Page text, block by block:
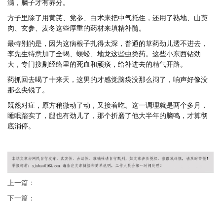
满，脑子才有养分。
方子里除了用黄芪、党参、白术来把中气托住，还用了熟地、山萸
肉、玄参、麦冬这些厚重的药材来填精补髓。
最特别的是，因为这病根子扎得太深，普通的草药劲儿透不进去，
李先生特意加了全蝎、蜈蚣、地龙这些虫类药。这些小东西钻劲
大，专门搜剔经络里的死血和顽痰，给补进去的精气开路。
药抓回去喝了十来天，这男的才感觉脑袋没那么闷了，响声好像没
那么尖锐了。
既然对症，原方稍微动了动，又接着吃。这一调理就是两个多月，
睡眠踏实了，腿也有劲儿了，那个折磨了他大半年的脑鸣，才算彻
底消停。
上一篇：
下一篇：